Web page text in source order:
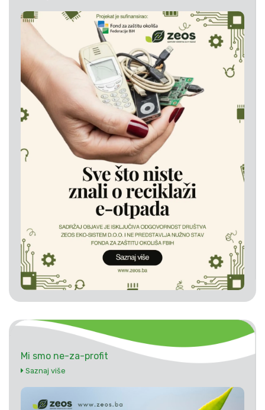
Mi smo ne-za-profit
Saznaj više